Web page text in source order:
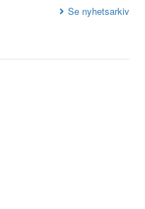
Se nyhetsarkiv